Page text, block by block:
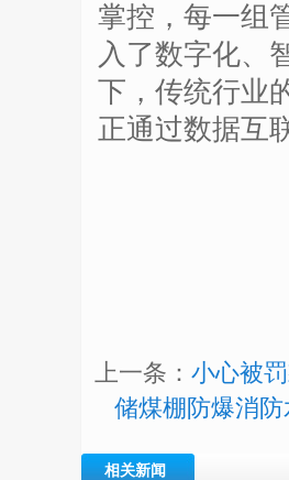
掌控，每一组
入了数字化、
下，传统行业
正通过数据互
上一条： 小心被
储煤棚防爆消
相关新闻